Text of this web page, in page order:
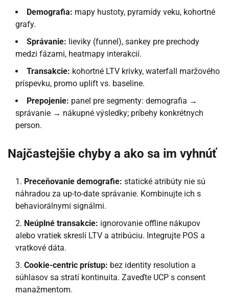
Demografia: mapy hustoty, pyramídy veku, kohortné
grafy.
Správanie: lieviky (funnel), sankey pre prechody
medzi fázami, heatmapy interakcií.
Transakcie: kohortné LTV krivky, waterfall maržového
príspevku, promo uplift vs. baseline.
Prepojenie: panel pre segmenty: demografia →
správanie → nákupné výsledky; príbehy konkrétnych
person.
Najčastejšie chyby a ako sa im vyhnúť
Preceňovanie demografie: statické atribúty nie sú
náhradou za up-to-date správanie. Kombinujte ich s
behaviorálnymi signálmi.
Neúplné transakcie: ignorovanie offline nákupov
alebo vratiek skreslí LTV a atribúciu. Integrujte POS a
vratkové dáta.
Cookie-centric prístup: bez identity resolution a
súhlasov sa stratí kontinuita. Zaveďte UCP s consent
manažmentom.